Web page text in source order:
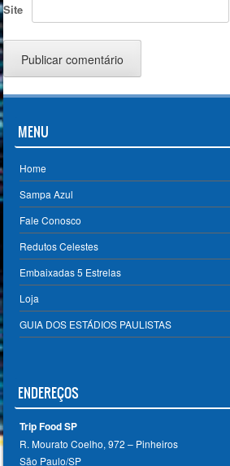
Site
MENU
Home
Sampa Azul
Fale Conosco
Redutos Celestes
Embaixadas 5 Estrelas
Loja
GUIA DOS ESTÁDIOS PAULISTAS
ENDEREÇOS
Trip Food SP
R. Mourato Coelho, 972 – Pinheiros
São Paulo/SP ‎